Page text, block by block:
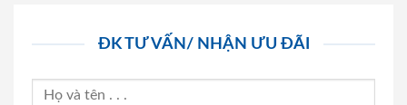
ĐK TƯ VẤN/ NHẬN ƯU ĐÃI